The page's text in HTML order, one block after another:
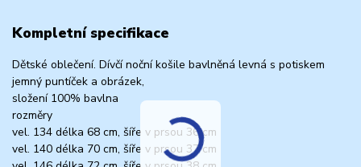
Kompletní specifikace
Dětské oblečení. Dívčí noční košile bavlněná levná s potiskem
jemný puntíček a obrázek,
složení 100% bavlna
rozměry
vel. 134 délka 68 cm, šíře v prsou 36 cm
vel. 140 délka 70 cm, šíře v prsou 37 cm